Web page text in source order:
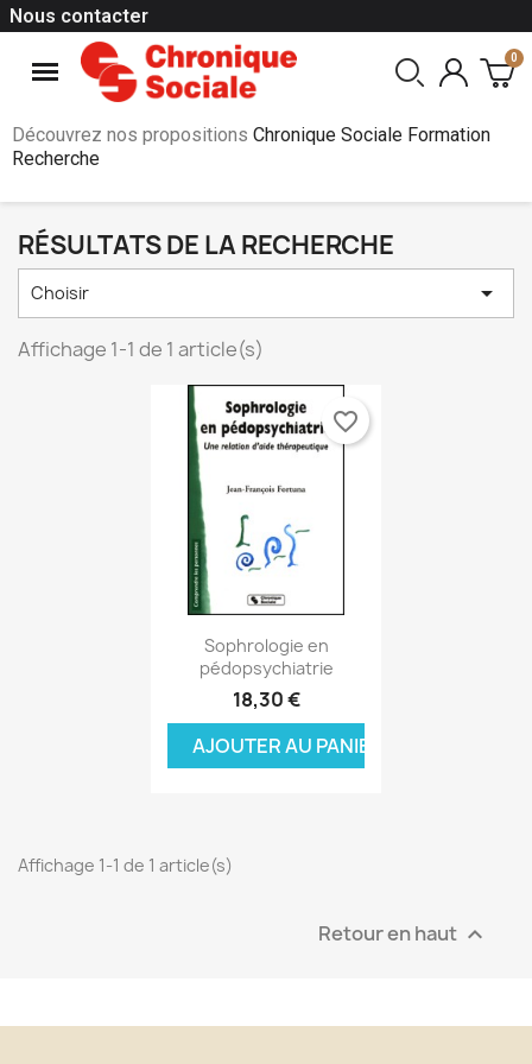
Nous contacter
Découvrez nos propositions Chronique Sociale Formation
Recherche
RÉSULTATS DE LA RECHERCHE
Choisir 
Affichage 1-1 de 1 article(s)
Aperçu rapide
Sophrologie en
pédopsychiatrie
18,30 €
AJOUTER AU PANIER
favorite_border
Affichage 1-1 de 1 article(s)
Retour en haut 